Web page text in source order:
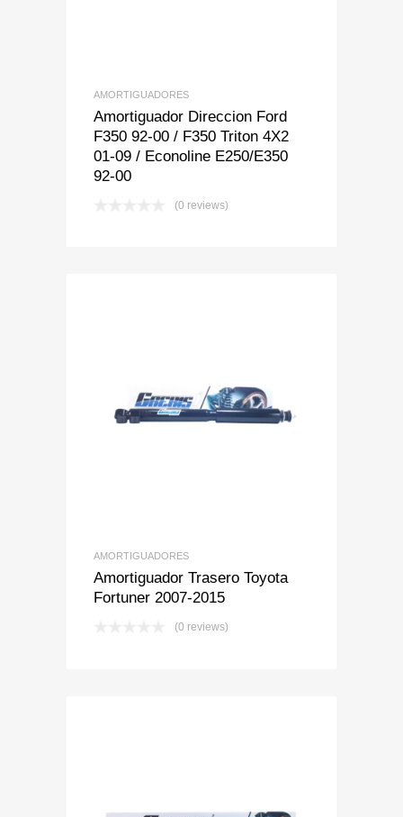
AMORTIGUADORES
Amortiguador Direccion Ford
F350 92-00 / F350 Triton 4X2
01-09 / Econoline E250/E350
92-00
(0 reviews)
Add to Wishlist
Add to Compare
AMORTIGUADORES
Amortiguador Trasero Toyota
Fortuner 2007-2015
(0 reviews)